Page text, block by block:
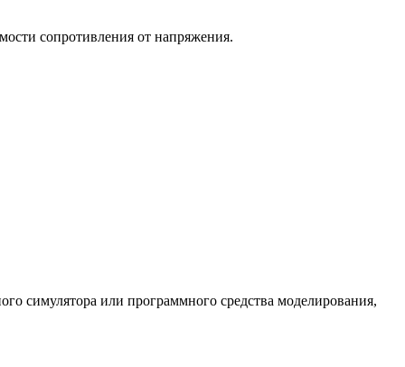
сопротивления от напряжения.
симулятора или программного средства моделирования,